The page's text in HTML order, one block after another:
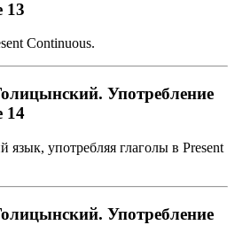
13
Continuous.
Употребление
14
язык, употребляя глаголы в Present
Употребление